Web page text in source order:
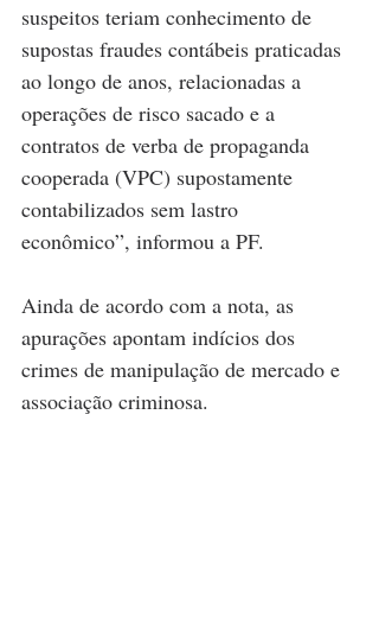
suspeitos teriam conhecimento de
supostas fraudes contábeis praticadas
ao longo de anos, relacionadas a
operações de risco sacado e a
contratos de verba de propaganda
cooperada (VPC) supostamente
contabilizados sem lastro
econômico”, informou a PF.
Ainda de acordo com a nota, as
apurações apontam indícios dos
crimes de manipulação de mercado e
associação criminosa.